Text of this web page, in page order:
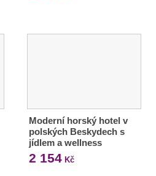
Moderní horský hotel v
polských Beskydech s
jídlem a wellness
2 154Kč